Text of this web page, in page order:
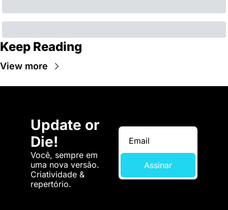
Keep Reading
View more
Update or
Die!
Você, sempre em
uma nova versão.
Criatividade &
repertório.
Assinar